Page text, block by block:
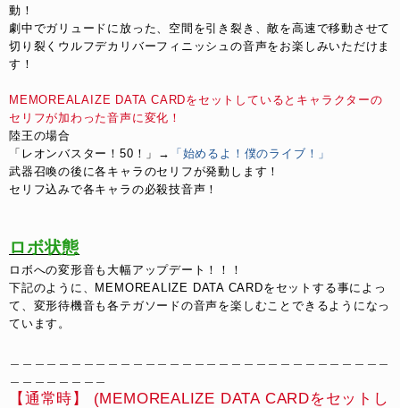
動！
劇中でガリュードに放った、空間を引き裂き、敵を高速で移動させて
切り裂くウルフデカリバーフィニッシュの音声をお楽しみいただけま
す！
MEMOREALAIZE DATA CARDをセットしているとキャラクターの
セリフが加わった音声に変化！
陸王の場合
「レオンバスター！50！」→
「始めるよ！僕のライブ！」
武器召喚の後に各キャラのセリフが発動します！
セリフ込みで各キャラの必殺技音声！
ロボ状態
ロボへの変形音も大幅アップデート！！！
下記のように、MEMOREALIZE DATA CARDをセットする事によっ
て、変形待機音も各テガソードの音声を楽しむことできるようになっ
ています。
【通常時】 (MEMOREALIZE DATA CARDをセットし